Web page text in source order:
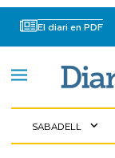
El diari en PDF
SABADELL expand_more